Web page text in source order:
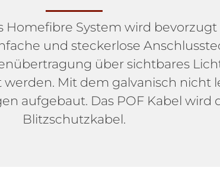
Homefibre System wird
und steckerlose
über sichtbares
Mit dem galvanisch nicht
aufgebaut. Das POF Kabel wird
Blitzschutzkabel.